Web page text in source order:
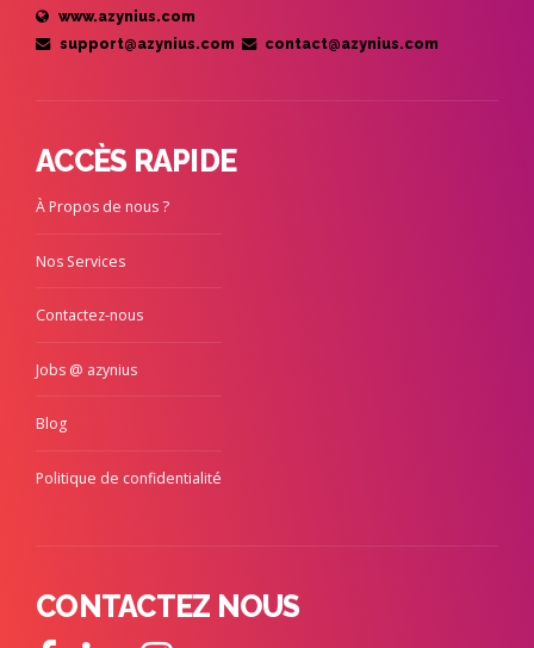
www.azynius.com
support@azynius.com
contact@azynius.com
ACCÈS RAPIDE
À Propos de nous ?
Nos Services
Contactez-nous
Jobs @ azynius
Blog
Politique de confidentialité
CONTACTEZ NOUS